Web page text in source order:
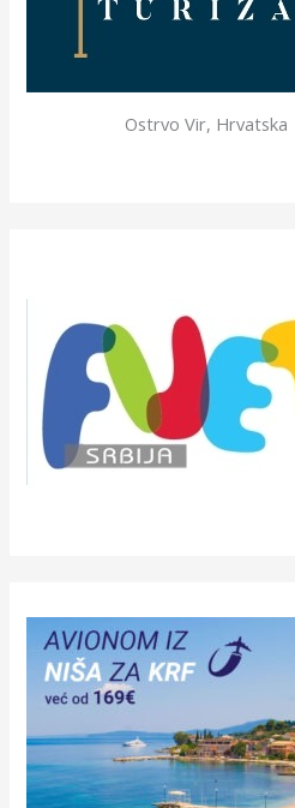
Ostrvo Vir, Hrvatska